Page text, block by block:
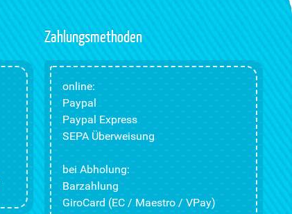
Zahlungsmethoden
online:
Paypal
Paypal Express
SEPA Überweisung
bei Abholung:
Barzahlung
GiroCard (EC / Maestro / VPay)